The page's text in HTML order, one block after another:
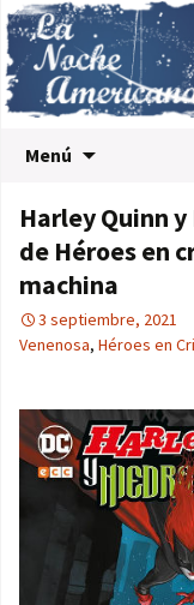
Menú
Harley Quinn
de Héroes en
machina
3 septiembre, 2021
Venenosa, Héroes en